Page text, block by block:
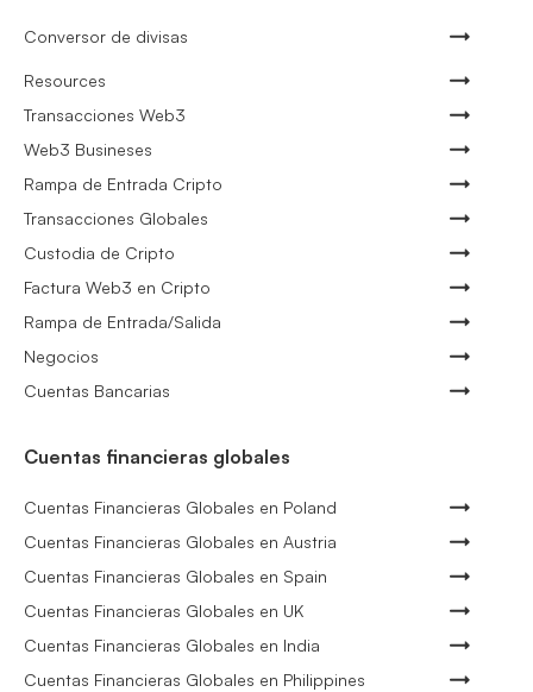
Conversor de divisas
Resources
Transacciones Web3
Web3 Busineses
Rampa de Entrada Cripto
Transacciones Globales
Custodia de Cripto
Factura Web3 en Cripto
Rampa de Entrada/Salida
Negocios
Cuentas Bancarias
Cuentas financieras globales
Cuentas Financieras Globales en Poland
Cuentas Financieras Globales en Austria
Cuentas Financieras Globales en Spain
Cuentas Financieras Globales en UK
Cuentas Financieras Globales en India
Cuentas Financieras Globales en Philippines